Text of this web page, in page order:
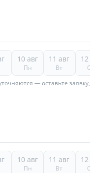
10 авг
Пн
11 авг
Вт
— оставьте
10 авг
Пн
11 авг
Вт